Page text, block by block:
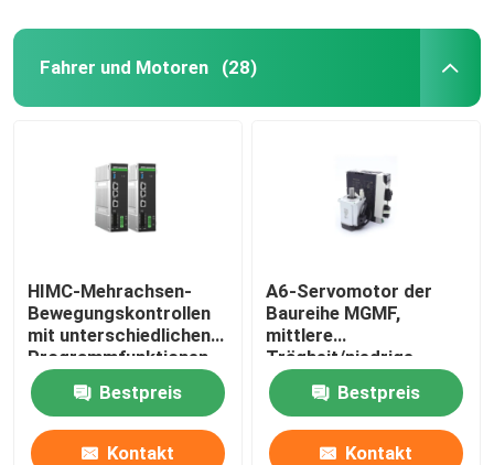
Fahrer und Motoren (28)
HIMC-Mehrachsen-
Bewegungskontrollen
mit unterschiedlichen
Programmfunktionen,
um die Anforderungen
industrieller
Anwendungen zu
erfüllen.
Bestpreis
Kontakt
A6-Servomotor der
Baureihe MGMF,
mittlere
Trägheit/niedrige
Drehzahl, hohes
Drehmoment,
Steckverbinder,
zuverlässiger Betrieb.
Bestpreis
Kontakt